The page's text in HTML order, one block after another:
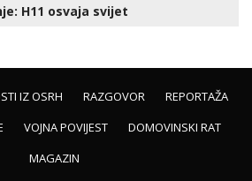
H11 osvaja svijet
IZ OSRH RAZGOVOR
REPORTAŽA
VOJNA POVIJEST
DOMOVINSKI RAT
MAGAZIN